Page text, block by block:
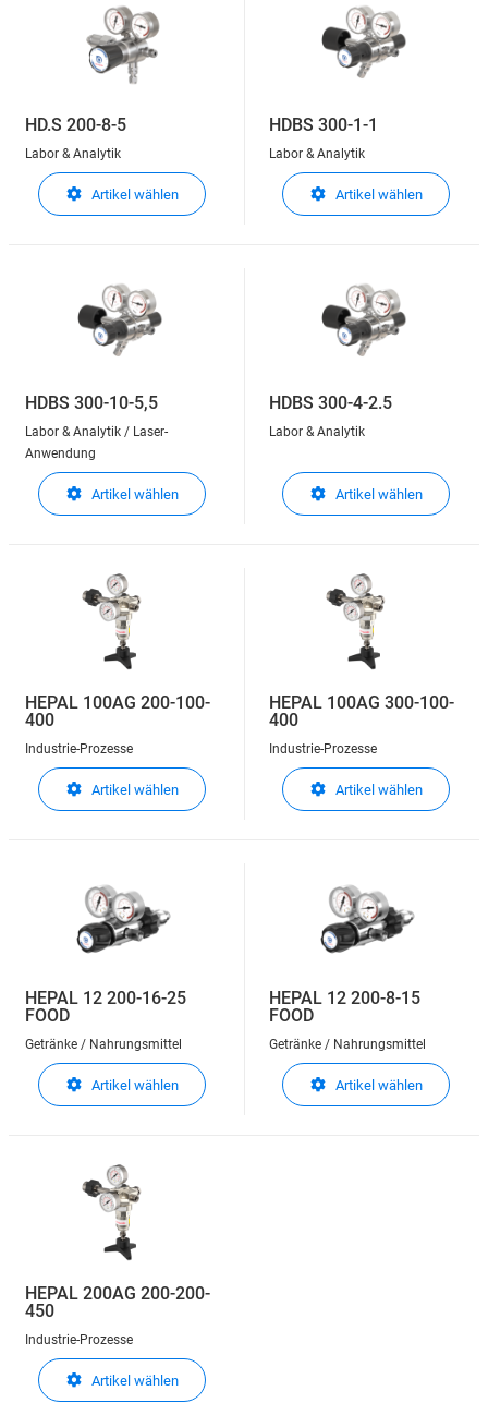
HD.S 200-8-5
Labor & Analytik
Artikel wählen
HDBS 300-1-1
Labor & Analytik
Artikel wählen
HDBS 300-10-5,5
Labor & Analytik / Laser-
Anwendung
Artikel wählen
HDBS 300-4-2.5
Labor & Analytik
Artikel wählen
HEPAL 100AG 200-100-
400
Industrie-Prozesse
Artikel wählen
HEPAL 100AG 300-100-
400
Industrie-Prozesse
Artikel wählen
HEPAL 12 200-16-25
FOOD
Getränke / Nahrungsmittel
Artikel wählen
HEPAL 12 200-8-15
FOOD
Getränke / Nahrungsmittel
Artikel wählen
HEPAL 200AG 200-200-
450
Industrie-Prozesse
Artikel wählen